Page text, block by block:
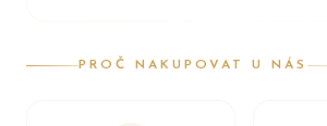
PROČ NAKUPOVAT U NÁS